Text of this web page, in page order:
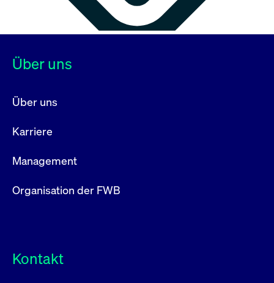
Über uns
Über uns
Karriere
Management
Organisation der FWB
Kontakt